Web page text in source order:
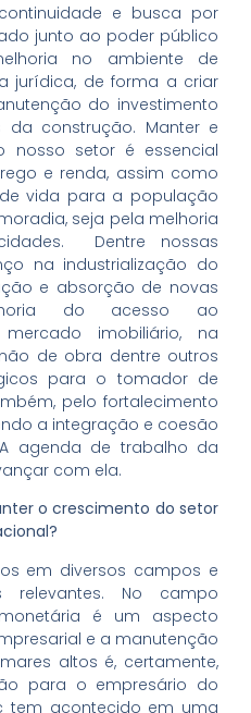
e busca por
junto ao poder público
no ambiente de
jurídica, de forma a criar
do investimento
da construção. Manter e
nosso setor é essencial
e renda, assim como
vida para a população
seja pela melhoria
Dentre nossas
na industrialização do
e absorção de novas
do acesso ao
imobiliário, na
de obra dentre outros
para o tomador de
pelo fortalecimento
a integração e coesão
agenda de trabalho da
com ela.
o crescimento do setor
em diversos campos e
No campo
é um aspecto
e a manutenção
altos é, certamente,
para o empresário do
tem acontecido em uma